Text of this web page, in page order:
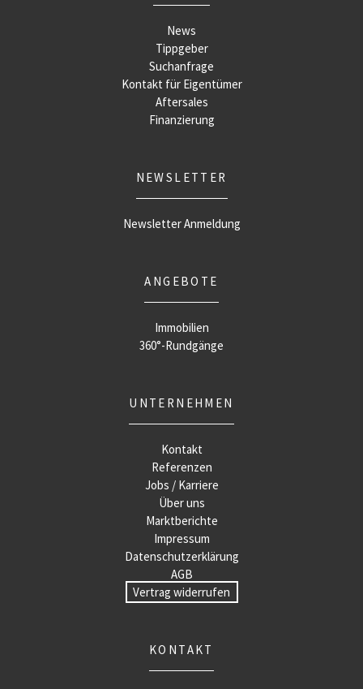
News
Tippgeber
Suchanfrage
Kontakt für Eigentümer
Aftersales
Finanzierung
NEWSLETTER
Newsletter Anmeldung
ANGEBOTE
Immobilien
360°-Rundgänge
UNTERNEHMEN
Kontakt
Referenzen
Jobs / Karriere
Über uns
Marktberichte
Impressum
Datenschutzerklärung
AGB
Vertrag widerrufen
KONTAKT